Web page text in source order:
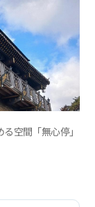
空間「無心停」